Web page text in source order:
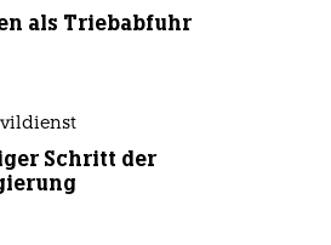
als Triebabfuhr
Schritt der